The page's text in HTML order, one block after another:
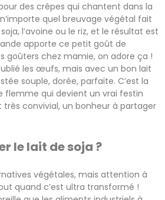
des crêpes qui chantent dans la
quel breuvage végétal fait
l’avoine ou le riz, et le résultat est
apporte ce petit goût de
goûters chez mamie, on adore ça !
les œufs, mais avec un bon lait
souple, dorée, parfaite. C’est la
flemme qui devient un vrai festin
convivial, un bonheur à partager
le lait de soja ?
végétales, mais attention à
quand c’est ultra transformé !